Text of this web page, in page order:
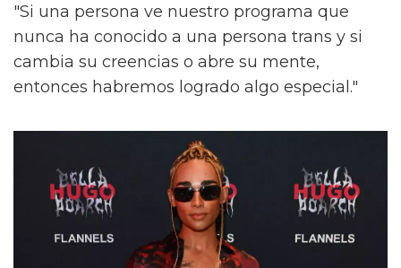
"Si una persona ve nuestro programa que
nunca ha conocido a una persona trans y si
cambia su creencias o abre su mente,
entonces habremos logrado algo especial."